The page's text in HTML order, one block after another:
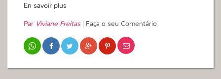
En savoir plus
Par Viviane Freitas| Faça o seu Comentário